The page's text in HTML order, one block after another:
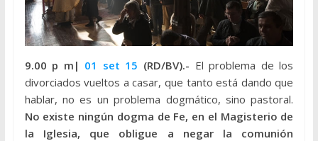
9.00 p m| 01 set 15 (RD/BV).- El problema de los
divorciados vueltos a casar, que tanto está dando que
hablar, no es un problema dogmático, sino pastoral.
No existe ningún dogma de Fe, en el Magisterio de
la Iglesia, que obligue a negar la comunión